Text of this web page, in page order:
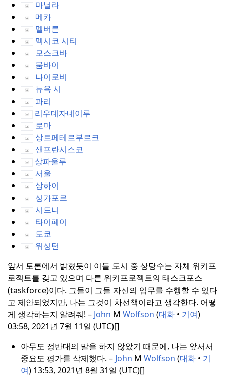
마닐라
메카
멜버른
멕시코 시티
모스크바
뭄바이
나이로비
뉴욕 시
파리
리우데자네이루
로마
상트페테르부르크
샌프란시스코
상파울루
서울
상하이
싱가포르
시드니
타이페이
도쿄
워싱턴
앞서 토론에서 밝혔듯이 이들 도시 중 상당수는 자체 위키프
로젝트를 갖고 있으며 다른 위키프로젝트의 태스크포스
(taskforce)이다. 그들이 그들 자신의 임무를 수행할 수 있다
고 제안되었지만, 나는 그것이 차선책이라고 생각한다. 어떻
게 생각하는지 알려줘! – John M Wolfson (대화 • 기여)
03:58, 2021년 7월 11일 (UTC)[]
아무도 정반대의 말을 하지 않았기 때문에, 나는 앞서서
중요도 평가를 삭제했다. – John M Wolfson (대화• 기
여) 13:53, 2021년 8월 31일 (UTC)[]